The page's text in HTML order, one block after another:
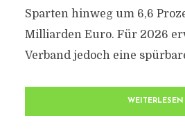
Sparten hinweg um 6,6
Milliarden Euro. Für 2026
Verband jedoch eine
WEITERLESEN